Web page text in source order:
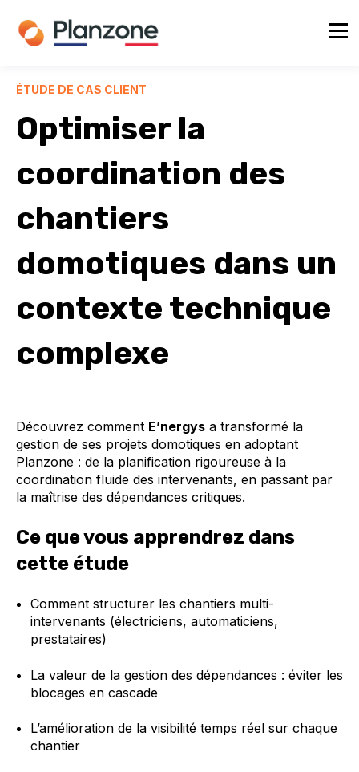
ÉTUDE DE CAS CLIENT
Optimiser la
coordination des
chantiers
domotiques dans un
contexte technique
complexe
Découvrez comment E’nergys a transformé la
gestion de ses projets domotiques en adoptant
Planzone : de la planification rigoureuse à la
coordination fluide des intervenants, en passant par
la maîtrise des dépendances critiques.
Ce que vous apprendrez dans
cette étude
Comment structurer les chantiers multi-
intervenants (électriciens, automaticiens,
prestataires)
La valeur de la gestion des dépendances : éviter les
blocages en cascade
L’amélioration de la visibilité temps réel sur chaque
chantier